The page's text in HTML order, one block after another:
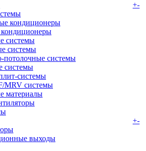
+-
кондиционеры
системы
системы
потолочные системы
системы
системы
MRV системы
материалы
+-
выходы